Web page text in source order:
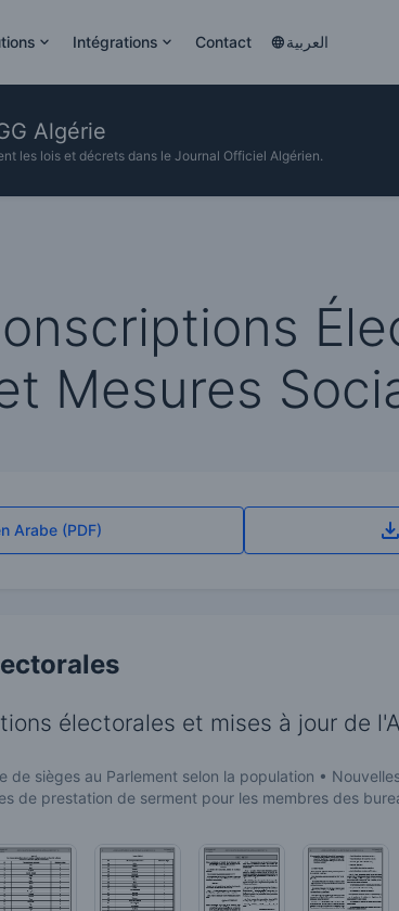
Intégrations Contact العربية
Algérie
les lois et décrets dans le Journal Officiel Algérien.
Mesures
Arabe (PDF)
électorales et mises à jour de
de sièges au Parlement selon la population •
de prestation de serment pour les membres des